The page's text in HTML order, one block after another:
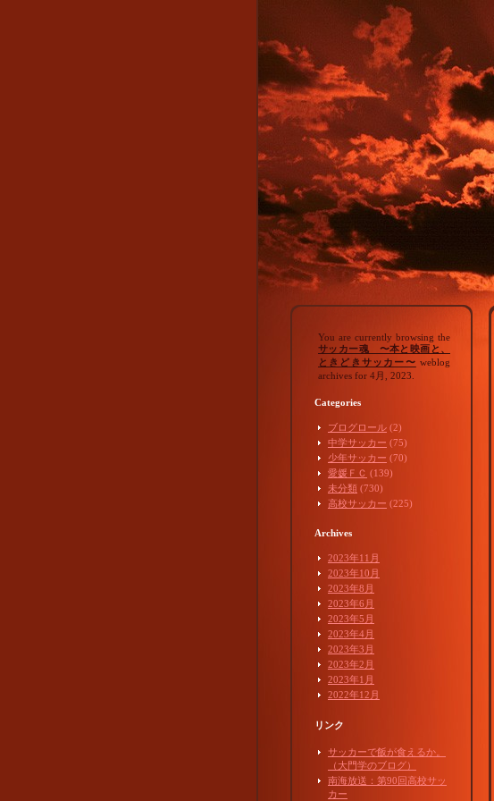
You are currently browsing the
サッカー魂 〜本と映画と、
ときどきサッカー〜 weblog
archives for 4月, 2023.
Categories
ブログロール (2)
中学サッカー (75)
少年サッカー (70)
愛媛ＦＣ (139)
未分類 (730)
高校サッカー (225)
Archives
2023年11月
2023年10月
2023年8月
2023年6月
2023年5月
2023年4月
2023年3月
2023年2月
2023年1月
2022年12月
リンク
サッカーで飯が食えるか。
（大門学のブログ）
南海放送：第90回高校サッ
カー